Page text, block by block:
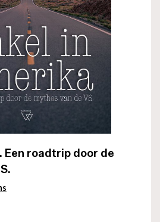
Een roadtrip door de